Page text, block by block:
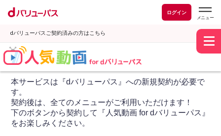
ログイン
dバリューパスご契約済みの方はこちら
本サービスは『dバリューパス』への新規契約が必要で
す。
契約後は、全てのメニューがご利用いただけます！
下のボタンから契約して『人気動画 for dバリューパス』
をお楽しみください。